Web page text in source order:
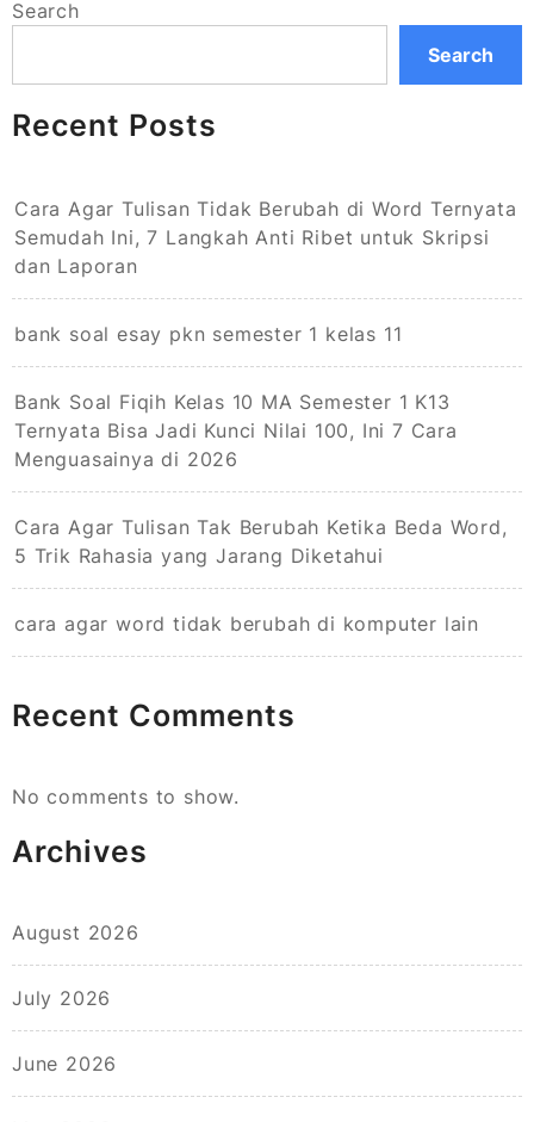
Search
Search
Recent Posts
Cara Agar Tulisan Tidak Berubah di Word Ternyata
Semudah Ini, 7 Langkah Anti Ribet untuk Skripsi
dan Laporan
bank soal esay pkn semester 1 kelas 11
Bank Soal Fiqih Kelas 10 MA Semester 1 K13
Ternyata Bisa Jadi Kunci Nilai 100, Ini 7 Cara
Menguasainya di 2026
Cara Agar Tulisan Tak Berubah Ketika Beda Word,
5 Trik Rahasia yang Jarang Diketahui
cara agar word tidak berubah di komputer lain
Recent Comments
No comments to show.
Archives
August 2026
July 2026
June 2026